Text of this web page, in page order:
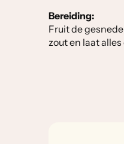
Bereiding:
Fruit de
zout en laat